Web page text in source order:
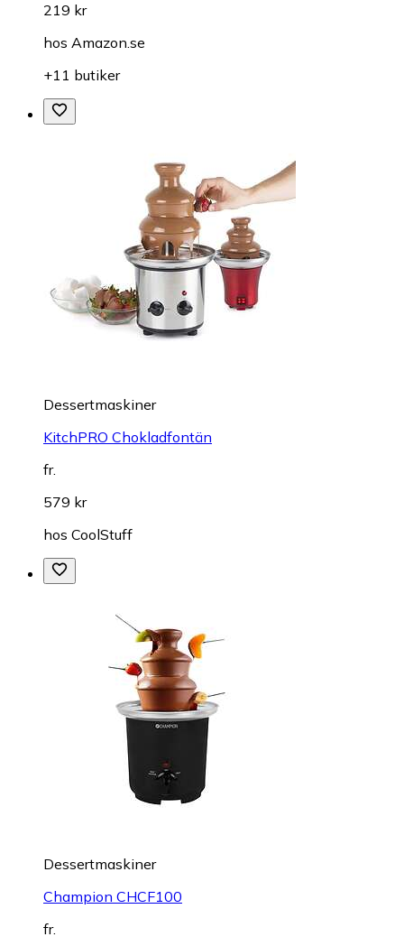
219 kr
hos Amazon.se
+11 butiker
Dessertmaskiner
KitchPRO Chokladfontän
fr.
579 kr
hos CoolStuff
Dessertmaskiner
Champion CHCF100
fr.